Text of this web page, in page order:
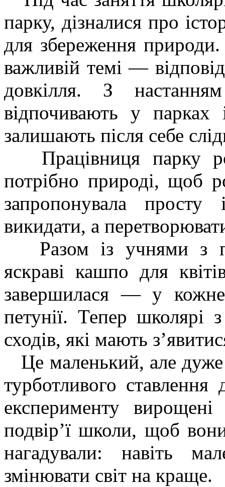
парку, дізналися про
для збереження
важливій темі —
довкілля. З
відпочивають у
залишають після себе
Працівниця парку
потрібно природі, щоб
запропонувала
викидати, а
Разом із учнями з
яскраві кашпо для
завершилася — у
петунії. Тепер школярі
сходів, які мають
Це маленький, але
турботливого
експерименту
подвір’ї школи, щоб
нагадували: навіть
змінювати світ на краще.